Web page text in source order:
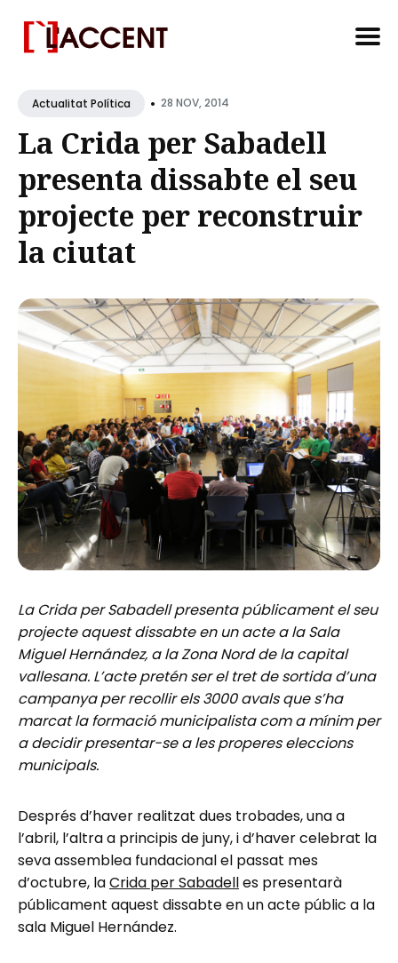
forActualitat Política • 28 NOV, 2014
La Crida per Sabadell
presenta dissabte el seu
projecte per reconstruir
la ciutat
La Crida per Sabadell presenta públicament el seu
projecte aquest dissabte en un acte a la Sala
Miguel Hernández, a la Zona Nord de la capital
vallesana. L’acte pretén ser el tret de sortida d’una
campanya per recollir els 3000 avals que s’ha
marcat la formació municipalista com a mínim per
a decidir presentar-se a les properes eleccions
municipals.
Després d’haver realitzat dues trobades, una a
l’abril, l’altra a principis de juny, i d’haver celebrat la
seva assemblea fundacional el passat mes
d’octubre, laCrida per Sabadelles presentarà
públicament aquest dissabte en un acte públic a la
sala Miguel Hernández.